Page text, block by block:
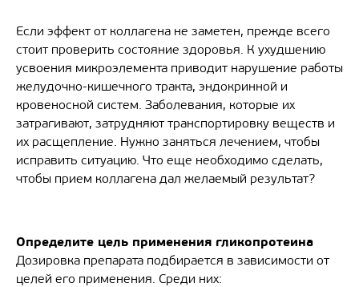
Если эффект от коллагена не заметен, прежде всего
стоит проверить состояние здоровья. К ухудшению
усвоения микроэлемента приводит нарушение работы
желудочно-кишечного тракта, эндокринной и
кровеносной систем. Заболевания, которые их
затрагивают, затрудняют транспортировку веществ и
их расщепление. Нужно заняться лечением, чтобы
исправить ситуацию. Что еще необходимо сделать,
чтобы прием коллагена дал желаемый результат?
Определите цель применения гликопротеина
Дозировка препарата подбирается в зависимости от
целей его применения. Среди них: